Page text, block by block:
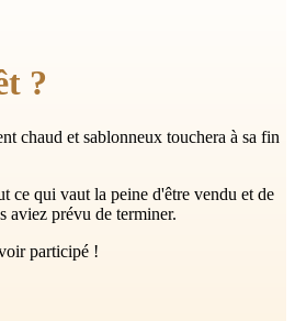
?
chaud et sablonneux touchera à sa fin
ce qui vaut la peine d'être vendu et de
aviez prévu de terminer.
participé !